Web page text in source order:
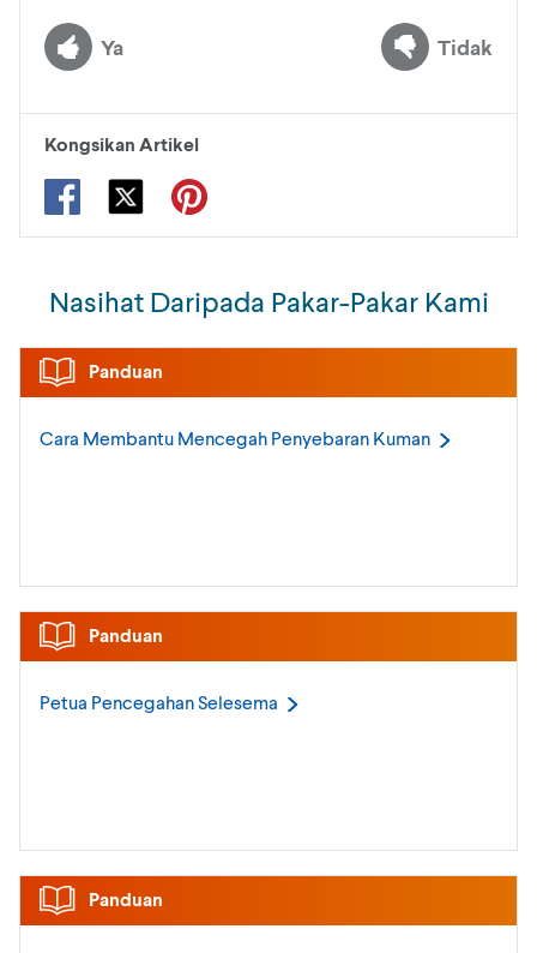
Ya Tidak
Kongsikan Artikel
Nasihat Daripada Pakar-Pakar Kami
Panduan
Cara Membantu Mencegah Penyebaran Kuman
Panduan
Petua PencegahanSelesema
Panduan